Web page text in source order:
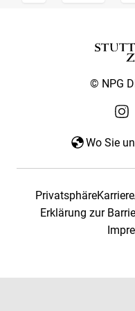
© NPG
Wo Sie
PrivatsphäreKarriere
Erklärung zur